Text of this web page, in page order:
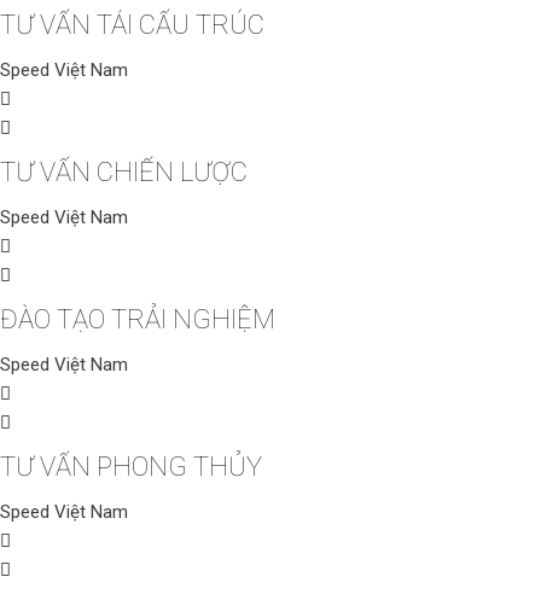
TƯ VẤN TÁI CẤU TRÚC
Speed Việt Nam
TƯ VẤN CHIẾN LƯỢC
Speed Việt Nam
ĐÀO TẠO TRẢI NGHIỆM
Speed Việt Nam
TƯ VẤN PHONG THỦY
Speed Việt Nam